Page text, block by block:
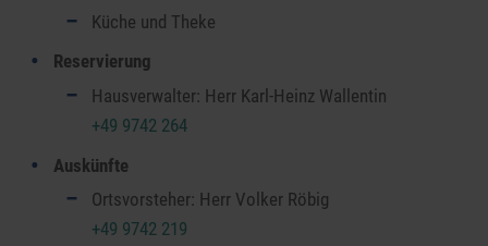
Küche und Theke
Reservierung
Hausverwalter: Herr Karl-Heinz Wallentin
+49 9742 264
Auskünfte
Ortsvorsteher: Herr Volker Röbig
+49 9742 219